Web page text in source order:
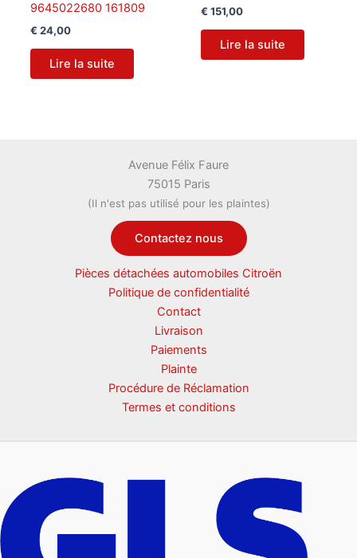
9645022680 161809
€ 24,00
Lire la suite
€ 151,00
Lire la suite
Avenue Félix Faure
75015 Paris
(Il n'est pas utilisé pour les plaintes)
Contactez nous
Pièces détachées automobiles Citroën
Politique de confidentialité
Contact
Livraison
Paiements
Plainte
Procédure de Réclamation
Termes et conditions